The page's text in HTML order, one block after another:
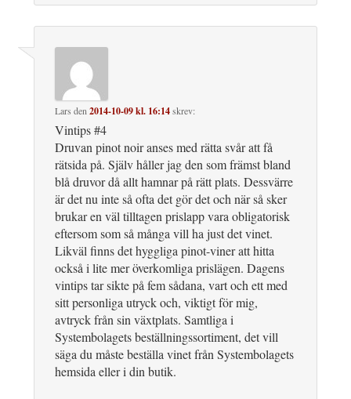
Lars den 2014-10-09 kl. 16:14skrev:
Vintips #4
Druvan pinot noir anses med rätta svår att få
rätsida på. Själv håller jag den som främst bland
blå druvor då allt hamnar på rätt plats. Dessvärre
är det nu inte så ofta det gör det och när så sker
brukar en väl tilltagen prislapp vara obligatorisk
eftersom som så många vill ha just det vinet.
Likväl finns det hyggliga pinot-viner att hitta
också i lite mer överkomliga prislägen. Dagens
vintips tar sikte på fem sådana, vart och ett med
sitt personliga utryck och, viktigt för mig,
avtryck från sin växtplats. Samtliga i
Systembolagets beställningssortiment, det vill
säga du måste beställa vinet från Systembolagets
hemsida eller i din butik.